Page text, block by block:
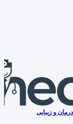
و زیبایی